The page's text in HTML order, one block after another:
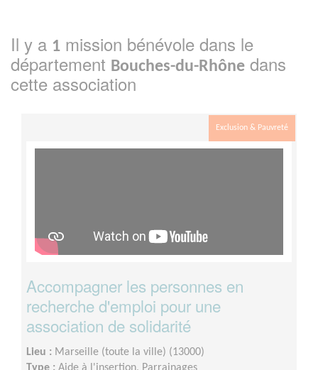
Il y a 1 mission bénévole dans le
département Bouches-du-Rhône dans
cette association
Exclusion & Pauvreté
Accompagner les personnes en
recherche d'emploi pour une
association de solidarité
Lieu : Marseille (toute la ville) (13000)